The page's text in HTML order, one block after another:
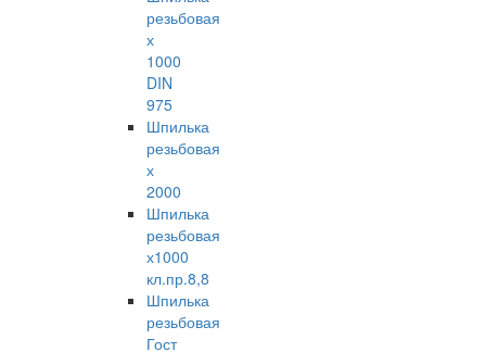
резьбовая
х
1000
DIN
975
Шпилька
резьбовая
х
2000
Шпилька
резьбовая
х1000
кл.пр.8,8
Шпилька
резьбовая
Гост